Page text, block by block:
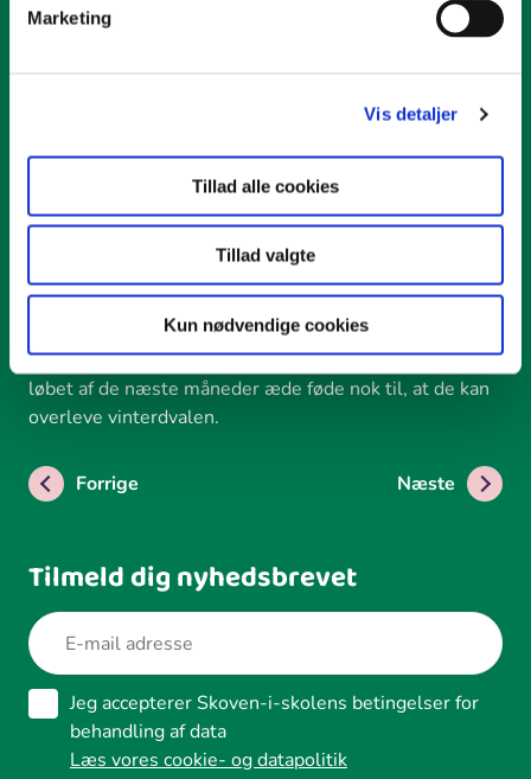
Marketing
Vis detaljer
Tillad alle cookies
Tillad valgte
Kun nødvendige cookies
9. august 2026
I denne måned føderskovfirbenetsine 5 – 7 unger, og
markfirbenets unger klækkes af æg. Ungerne skal i
løbet af de næste måneder æde føde nok til, at de kan
overleve vinterdvalen.
Forrige Næste
Tilmeld dig nyhedsbrevet
Jeg accepterer Skoven-i-skolens betingelser for
behandling af data
Læs vores cookie- og datapolitik